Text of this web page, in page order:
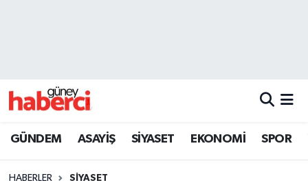
GÜNDEM ASAYİŞ SİYASET EKONOMİ SPOR
HABERLER SİYASET
Beyoğlu Trafik Yoğunluk Haritası